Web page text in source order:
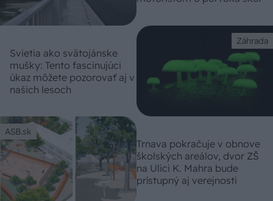
Záhrada
Svietia ako svätojánske
mušky: Tento fascinujúci
úkaz môžete pozorovať aj v
našich lesoch
ASB.sk
Trnava pokračuje v obnove
školských areálov, dvor ZŠ
na Ulici K. Mahra bude
prístupný aj verejnosti